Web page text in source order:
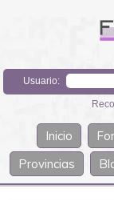
Usuario:
Inicio
Provincias